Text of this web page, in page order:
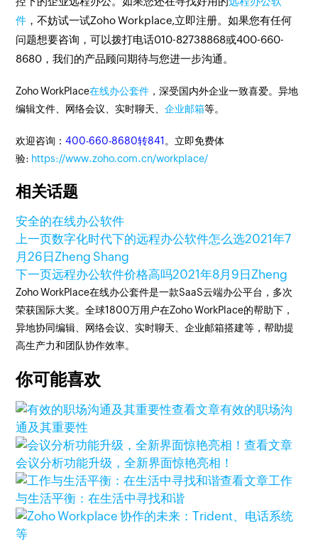
件 ，不妨试一试Zoho Workplace,立即注册。如果您有任何
问题想要咨询，可以拨打电话010-82738868或400-660-
8680，我们的产品顾问期待与您进一步沟通。
Zoho WorkPlace在线办公套件 ，深受国内外企业一致喜爱。异地
编辑文件、网络会议、实时聊天、企业邮箱等。
欢迎咨询：400-660-8680转841 。立即免费体
验: https://www.zoho.com.cn/workplace/
相关话题
安全的在线办公软件
上一页数字化时代下的远程办公软件怎么选2021年7
月26日Zheng Shang
下一页远程办公软件价格高吗2021年8月9日Zheng
Zoho WorkPlace在线办公套件是一款SaaS云端办公平台，多次
荣获国际大奖。全球1800万用户在Zoho WorkPlace的帮助下，
异地协同编辑、网络会议、实时聊天、企业邮箱搭建等，帮助提
高生产力和团队协作效率。
你可能喜欢
查看文章有效的职场沟
通及其重要性
查看文章
会议分析功能升级，全新界面惊艳亮相！
查看文章工作
与生活平衡：在生活中寻找和谐